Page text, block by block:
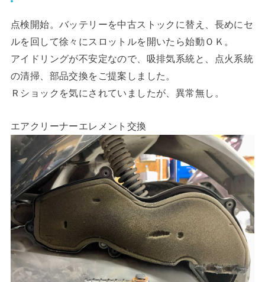
点検開始。バッテリーを中古ストックに替え、長めにセ
ルを回して徐々にスロットルを開いたら始動ＯＫ。
アイドリングが不安定なので、吸排気系統と、点火系統
の清掃、部品交換をご提案しました。
Ｒショックを気にされていましたが、異常無し。
エアクリーナーエレメント交換